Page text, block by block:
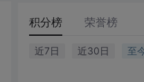
积分榜 荣誉榜
近7日 近30日 至